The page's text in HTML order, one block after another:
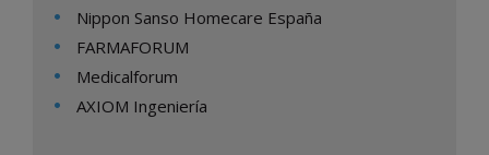
Nippon Sanso Homecare España
FARMAFORUM
Medicalforum
AXIOM Ingeniería